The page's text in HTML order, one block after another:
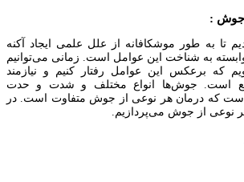
جوش :
تا به طور موشکافانه از علل علمی ایجاد آکنه
وابسته به شناخت این عوامل است. زمانی می‌توانیم
که برعکس این عوامل رفتار کنیم و نیازمند
است. جوش‌ها انواع مختلف و شدت و حدت
است که درمان هر نوعی از جوش متفاوت است. در
نوعی از جوش می‌پردازیم.